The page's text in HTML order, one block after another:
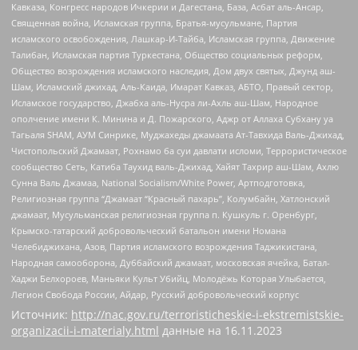
Кавказа, Конгресс народов Ичкерии и Дагестана, База, Асбат аль-Ансар,
Священная война, Исламская группа, Братья-мусульмане, Партия
исламского освобождения, Лашкар-И-Тайба, Исламская группа, Движение
Талибан, Исламская партия Туркестана, Общество социальных реформ,
Общество возрождения исламского наследия, Дом двух святых, Джунд аш-
Шам, Исламский джихад, Аль-Каида, Имарат Кавказ, АБТО, Правый сектор,
Исламское государство, Джабха аль-Нусра ли-Ахль аш-Шам, Народное
ополчение имени К. Минина и Д. Пожарского, Аджр от Аллаха Субхану уа
Тагьаля SHAM, АУМ Синрике, Муджахеды джамаата Ат-Тавхида Валь-Джихад,
Чистопольский Джамаат, Рохнамо ба суи давлати исломи, Террористическое
сообщество Сеть, Катиба Таухид валь-Джихад, Хайят Тахрир аш-Шам, Ахлю
Сунна Валь Джамаа, National Socialism/White Power, Артподготовка,
Религиозная группа “Джамаат “Красный пахарь”, Колумбайн, Хатлонский
джамаат, Мусульманская религиозная группа п. Кушкуль г. Оренбург,
Крымско-татарский добровольческий батальон имени Номана
Челебиджихана, Азов, Партия исламского возрождения Таджикистана,
Народная самооборона, Дуббайский джамаат, московская ячейка, Батал-
Хаджи Белхороев, Маньяки Культ Убийц, Молодёжь Которая Улыбается,
Легион Свобода России, Айдар, Русский добровольческий корпус
Источник: http://nac.gov.ru/terroristicheskie-i-ekstremistskie-
organizacii-i-materialy.html данные на 16.11.2023